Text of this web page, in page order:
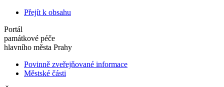
Přejít k obsahu
Portál
památkové péče
hlavního města Prahy
Povinně zveřejňované informace
Městské části